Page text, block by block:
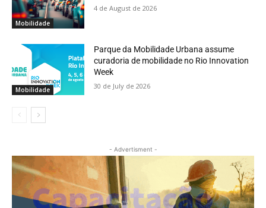
Mobilidade
4 de August de 2026
Mobilidade
Parque da Mobilidade Urbana assume
curadoria de mobilidade no Rio Innovation
Week
30 de July de 2026
- Advertisment -